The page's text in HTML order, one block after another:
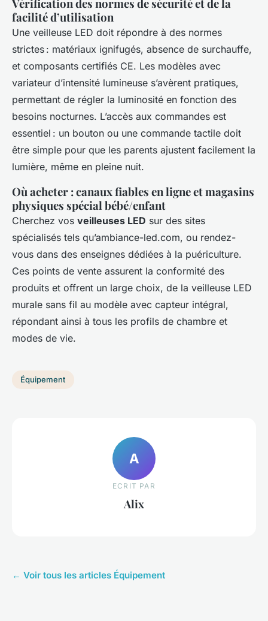
Vérification des normes de sécurité et de la
facilité d’utilisation
Une veilleuse LED doit répondre à des normes
strictes : matériaux ignifugés, absence de surchauffe,
et composants certifiés CE. Les modèles avec
variateur d’intensité lumineuse s’avèrent pratiques,
permettant de régler la luminosité en fonction des
besoins nocturnes. L’accès aux commandes est
essentiel : un bouton ou une commande tactile doit
être simple pour que les parents ajustent facilement la
lumière, même en pleine nuit.
Où acheter : canaux fiables en ligne et magasins
physiques spécial bébé/enfant
Cherchez vos veilleuses LED sur des sites
spécialisés tels qu’ambiance-led.com, ou rendez-
vous dans des enseignes dédiées à la puériculture.
Ces points de vente assurent la conformité des
produits et offrent un large choix, de la veilleuse LED
murale sans fil au modèle avec capteur intégral,
répondant ainsi à tous les profils de chambre et
modes de vie.
Équipement
A
ECRIT PAR
Alix
← Voir tous les articles Équipement